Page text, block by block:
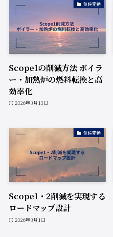
気候変動
Scope1の削減方法 ボイラ
ー・加熱炉の燃料転換と高
効率化
2026年3月13日
気候変動
Scope1・2削減を実現する
ロードマップ設計
2026年3月1日